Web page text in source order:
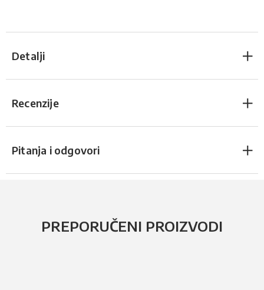
Detalji
Recenzije
Pitanja i odgovori
PREPORUČENI PROIZVODI